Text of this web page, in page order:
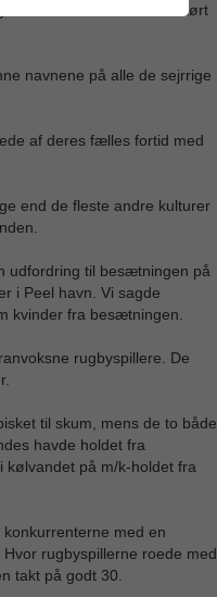
TT Race bliver kørt
navnene på alle de sejrrige
af deres fælles fortid med
end de fleste andre kulturer
udfordring til besætningen på
i Peel havn. Vi sagde
kvinder fra besætningen.
rugbyspillere. De
til skum, mens de to både
havde holdet fra
kølvandet på m/k-holdet fra
med en
rugbyspillerne roede med
takt på godt 30.